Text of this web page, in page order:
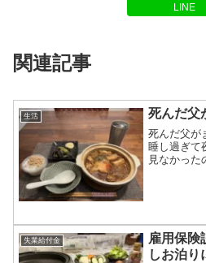
LINE
関連記事
生活 死んだ父
死んだ父が
睡し過ぎて
見なかった
失業給付金
雇用保険
しお泊り